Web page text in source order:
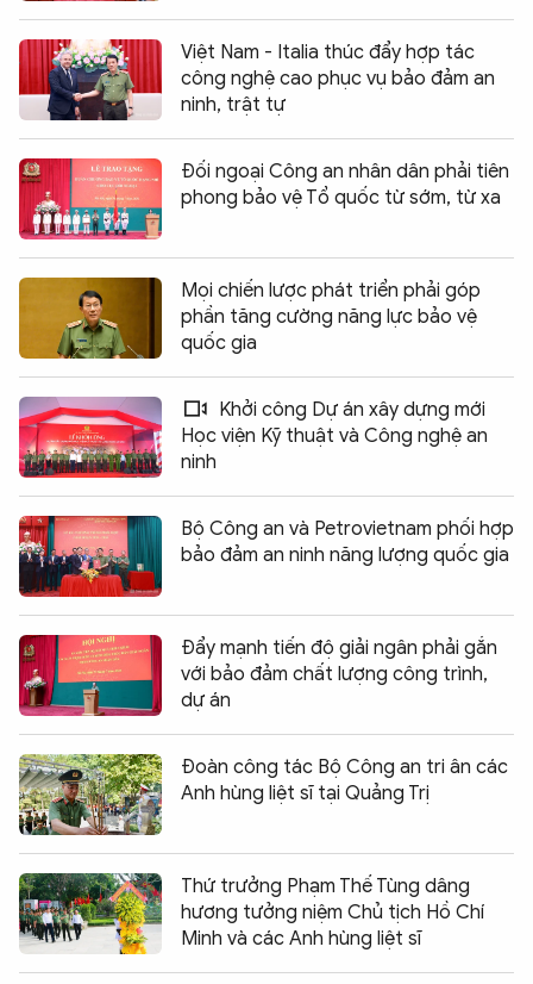
Việt Nam - Italia thúc đẩy hợp tác
công nghệ cao phục vụ bảo đảm an
ninh, trật tự
Đối ngoại Công an nhân dân phải tiên
phong bảo vệ Tổ quốc từ sớm, từ xa
Mọi chiến lược phát triển phải góp
phần tăng cường năng lực bảo vệ
quốc gia
Khởi công Dự án xây dựng mới
Học viện Kỹ thuật và Công nghệ an
ninh
Bộ Công an và Petrovietnam phối hợp
bảo đảm an ninh năng lượng quốc gia
Đẩy mạnh tiến độ giải ngân phải gắn
với bảo đảm chất lượng công trình,
dự án
Đoàn công tác Bộ Công an tri ân các
Anh hùng liệt sĩ tại Quảng Trị
Thứ trưởng Phạm Thế Tùng dâng
hương tưởng niệm Chủ tịch Hồ Chí
Minh và các Anh hùng liệt sĩ